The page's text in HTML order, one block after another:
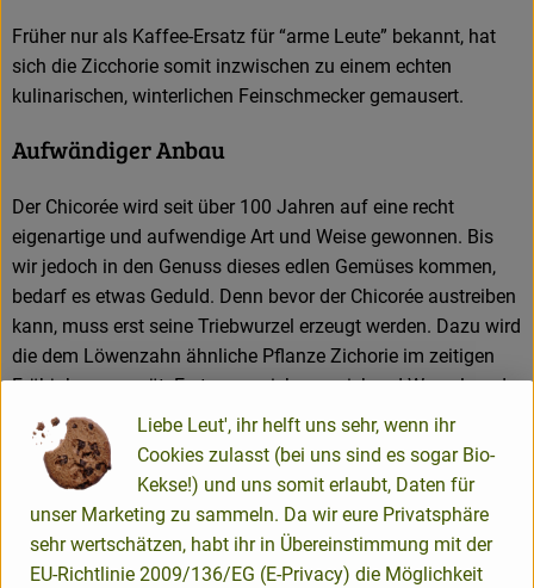
Früher nur als Kaffee-Ersatz für “arme Leute” bekannt, hat
sich die Zicchorie somit inzwischen zu einem echten
kulinarischen, winterlichen Feinschmecker gemausert.
Aufwändiger Anbau
Der Chicorée wird seit über 100 Jahren auf eine recht
eigenartige und aufwendige Art und Weise gewonnen. Bis
wir jedoch in den Genuss dieses edlen Gemüses kommen,
bedarf es etwas Geduld. Denn bevor der Chicorée austreiben
kann, muss erst seine Triebwurzel erzeugt werden. Dazu wird
die dem Löwenzahn ähnliche Pflanze Zichorie im zeitigen
Frühjahr ausgesät. Erst wenn sich ausreichend Wurzel- und
Blattmaterial gebildet hat, werden im späten Herbst die
Wurzeln vorsichtig aus dem Boden geholt und vom Laub
befreit. Die Wurzeln werden jetzt gelagert: Erst kühl bei 2°C,
später wärmer bei bis zu 20°C. Bei der warmen
Endtemperatur und einer zusätzlichen Wässerung verspüren
die Wurzeln schließlich Frühlingsgefühle und beginnen zu
Liebe Leut', ihr helft uns sehr, wenn ihr
Cookies zulasst (bei uns sind es sogar Bio-
Kekse!) und uns somit erlaubt, Daten für
unser Marketing zu sammeln. Da wir eure Privatsphäre
sehr wertschätzen, habt ihr in Übereinstimmung mit der
EU-Richtlinie 2009/136/EG (E-Privacy) die Möglichkeit